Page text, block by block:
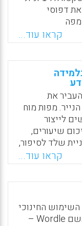
דפוסי
(מטא –
מבליטה
רצף- סדר
חלקיים
בסקירתה
כמה וכמה
במלאכת בניית
כהן ).
קראו עוד...
את
מפות מוח
לייצור
שיעורים,
שלד לסיפור,
היא דרך רבת
ולהשתחרר
בצורה
המוח שלנו
שבמקום
לגבש סיכום
קראו עוד...
השימוש החינוכי
הנכון ביישום אינטרנט מעניין בשם Wordle –